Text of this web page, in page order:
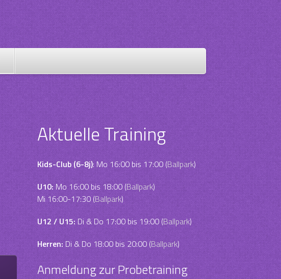
Aktuelle Training
Kids-Club (6-8j): Mo 16:00 bis 17:00 (Ballpark)
U10:Mo 16:00 bis 18:00 (Ballpark)
Mi 16:00-17:30 (Ballpark)
U12 / U15:Di & Do 17:00 bis 19:00 (Ballpark)
Herren:Di & Do 18:00 bis 20:00 (Ballpark)
Anmeldung zur Probetraining